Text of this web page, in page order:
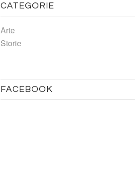
CATEGORIE
Arte
Storie
FACEBOOK